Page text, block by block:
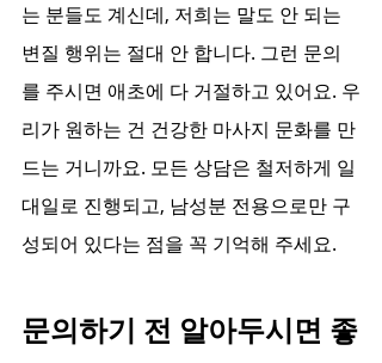
는 분들도 계신데, 저희는 말도 안 되는
변질 행위는 절대 안 합니다. 그런 문의
를 주시면 애초에 다 거절하고 있어요. 우
리가 원하는 건 건강한 마사지 문화를 만
드는 거니까요. 모든 상담은 철저하게 일
대일로 진행되고, 남성분 전용으로만 구
성되어 있다는 점을 꼭 기억해 주세요.
문의하기 전 알아두시면 좋